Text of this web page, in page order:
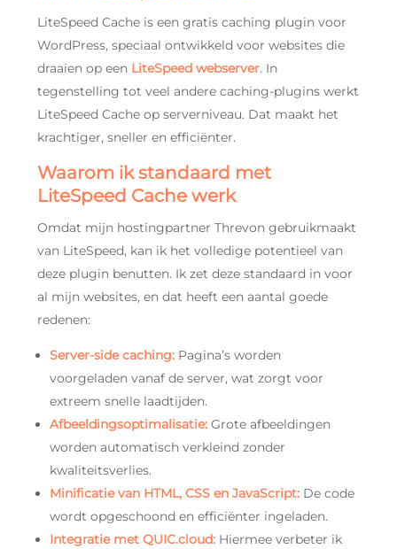
LiteSpeed Cache is een gratis caching plugin voor
WordPress, speciaal ontwikkeld voor websites die
draaien op een LiteSpeed webserver. In
tegenstelling tot veel andere caching-plugins werkt
LiteSpeed Cache op serverniveau. Dat maakt het
krachtiger, sneller en efficiënter.
Waarom ik standaard met
LiteSpeed Cache werk
Omdat mijn hostingpartner Threvon gebruikmaakt
van LiteSpeed, kan ik het volledige potentieel van
deze plugin benutten. Ik zet deze standaard in voor
al mijn websites, en dat heeft een aantal goede
redenen:
Server-side caching: Pagina’s worden
voorgeladen vanaf de server, wat zorgt voor
extreem snelle laadtijden.
Afbeeldingsoptimalisatie: Grote afbeeldingen
worden automatisch verkleind zonder
kwaliteitsverlies.
Minificatie van HTML, CSS en JavaScript: De code
wordt opgeschoond en efficiënter ingeladen.
Integratie met QUIC.cloud: Hiermee verbeter ik